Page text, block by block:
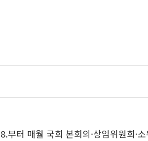
터 매월 국회 본회의·상임위원회·